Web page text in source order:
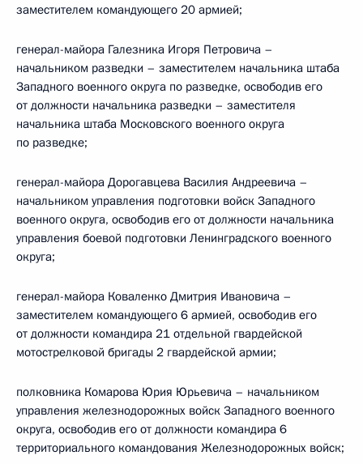
заместителем командующего 20 армией;
генерал-майора Галезника Игоря Петровича –
начальником разведки – заместителем начальника штаба
Западного военного округа по разведке, освободив его
от должности начальника разведки – заместителя
начальника штаба Московского военного округа
по разведке;
генерал-майора Дорогавцева Василия Андреевича –
начальником управления подготовки войск Западного
военного округа, освободив его от должности начальника
управления боевой подготовки Ленинградского военного
округа;
генерал-майора Коваленко Дмитрия Ивановича –
заместителем командующего 6 армией, освободив его
от должности командира 21 отдельной гвардейской
мотострелковой бригады 2 гвардейской армии;
полковника Комарова Юрия Юрьевича – начальником
управления железнодорожных войск Западного военного
округа, освободив его от должности командира 6
территориального командования Железнодорожных войск;